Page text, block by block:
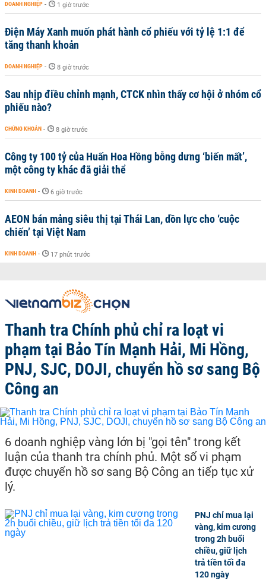
DOANH NGHIỆP - 1 giờ trước
Điện Máy Xanh muốn phát hành cổ phiếu với tỷ lệ 1:1 để
tăng thanh khoản
DOANH NGHIỆP - 8 giờ trước
Sau nhịp điều chỉnh mạnh, CTCK nhìn thấy cơ hội ở nhóm cổ
phiếu nào?
CHỨNG KHOÁN - 8 giờ trước
Công ty 100 tỷ của Huấn Hoa Hồng bỗng dưng ‘biến mất’,
một công ty khác đã giải thể
KINH DOANH - 6 giờ trước
AEON bán mảng siêu thị tại Thái Lan, dồn lực cho ‘cuộc
chiến’ tại Việt Nam
KINH DOANH - 17 phút trước
Thanh tra Chính phủ chỉ ra loạt vi
phạm tại Bảo Tín Mạnh Hải, Mi Hồng,
PNJ, SJC, DOJI, chuyển hồ sơ sang Bộ
Công an
6 doanh nghiệp vàng lớn bị "gọi tên" trong kết
luận của thanh tra chính phủ. Một số vi phạm
được chuyển hồ sơ sang Bộ Công an tiếp tục xử
lý.
PNJ chỉ mua lại
vàng, kim cương
trong 2h buổi
chiều, giữ lịch
trả tiền tối đa
120 ngày